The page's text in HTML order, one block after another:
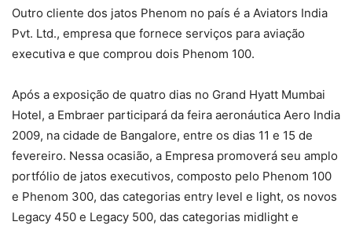
Outro cliente dos jatos Phenom no país é a Aviators India
Pvt. Ltd., empresa que fornece serviços para aviação
executiva e que comprou dois Phenom 100.
Após a exposição de quatro dias no Grand Hyatt Mumbai
Hotel, a Embraer participará da feira aeronáutica Aero India
2009, na cidade de Bangalore, entre os dias 11 e 15 de
fevereiro. Nessa ocasião, a Empresa promoverá seu amplo
portfólio de jatos executivos, composto pelo Phenom 100
e Phenom 300, das categorias entry level e light, os novos
Legacy 450 e Legacy 500, das categorias midlight e